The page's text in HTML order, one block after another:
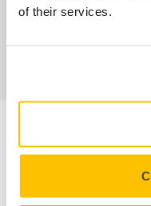
of their services.
Garantie 2 ans